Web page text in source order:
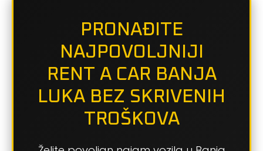
PRONAĐITE
NAJPOVOLJNIJI
RENT A CAR BANJA
LUKA BEZ SKRIVENIH
TROŠKOVA